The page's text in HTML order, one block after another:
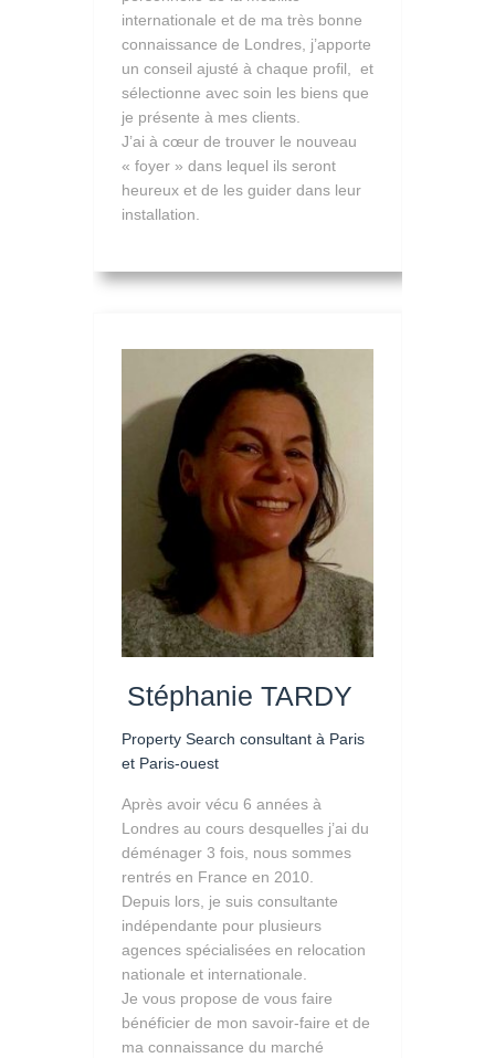
internationale et de ma très bonne
connaissance de Londres, j’apporte
un conseil ajusté à chaque profil, et
sélectionne avec soin les biens que
je présente à mes clients.
J’ai à cœur de trouver le nouveau
« foyer » dans lequel ils seront
heureux et de les guider dans leur
installation.
Stéphanie TARDY
Property Search consultant à Paris
et Paris-ouest
Après avoir vécu 6 années à
Londres au cours desquelles j’ai du
déménager 3 fois, nous sommes
rentrés en France en 2010.
Depuis lors, je suis consultante
indépendante pour plusieurs
agences spécialisées en relocation
nationale et internationale.
Je vous propose de vous faire
bénéficier de mon savoir-faire et de
ma connaissance du marché